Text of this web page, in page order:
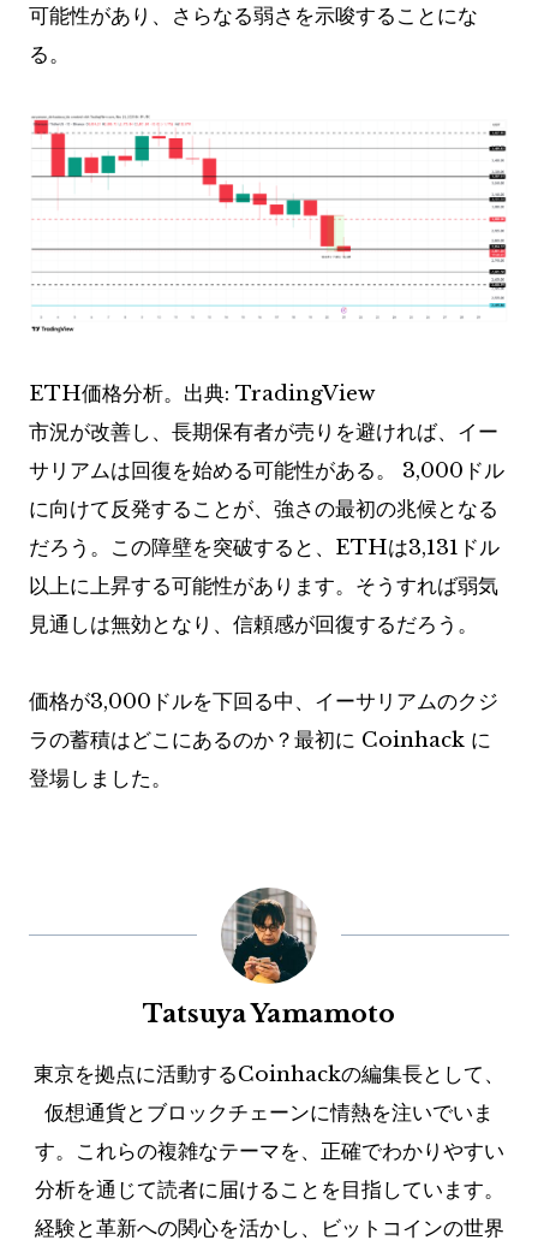
可能性があり、さらなる弱さを示唆することにな
る。
ETH価格分析。出典: TradingView
市況が改善し、長期保有者が売りを避ければ、イー
サリアムは回復を始める可能性がある。 3,000ドル
に向けて反発することが、強さの最初の兆候となる
だろう。この障壁を突破すると、ETHは3,131ドル
以上に上昇する可能性があります。そうすれば弱気
見通しは無効となり、信頼感が回復するだろう。
価格が3,000ドルを下回る中、イーサリアムのクジ
ラの蓄積はどこにあるのか？最初に Coinhack に
登場しました。
Tatsuya Yamamoto
東京を拠点に活動するCoinhackの編集長として、
仮想通貨とブロックチェーンに情熱を注いでいま
す。これらの複雑なテーマを、正確でわかりやすい
分析を通じて読者に届けることを目指しています。
経験と革新への関心を活かし、ビットコインの世界